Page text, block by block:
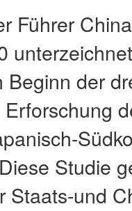
Führer
der
Studie
Staats-und